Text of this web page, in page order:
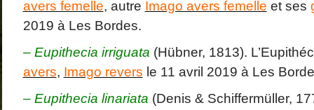
avers femelle, autre Imago avers femelle et ses
2019 à Les Bordes.
– Eupithecia irriguata (Hübner, 1813).
avers, Imago revers le 11 avril 2019 à Les
– Eupithecia linariata (Denis & Schiffermüller,